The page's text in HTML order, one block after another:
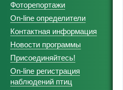
Фоторепортажи
On-line определители
Контактная информация
Новости программы
Присоединяйтесь!
On-line регистрация
наблюдений птиц